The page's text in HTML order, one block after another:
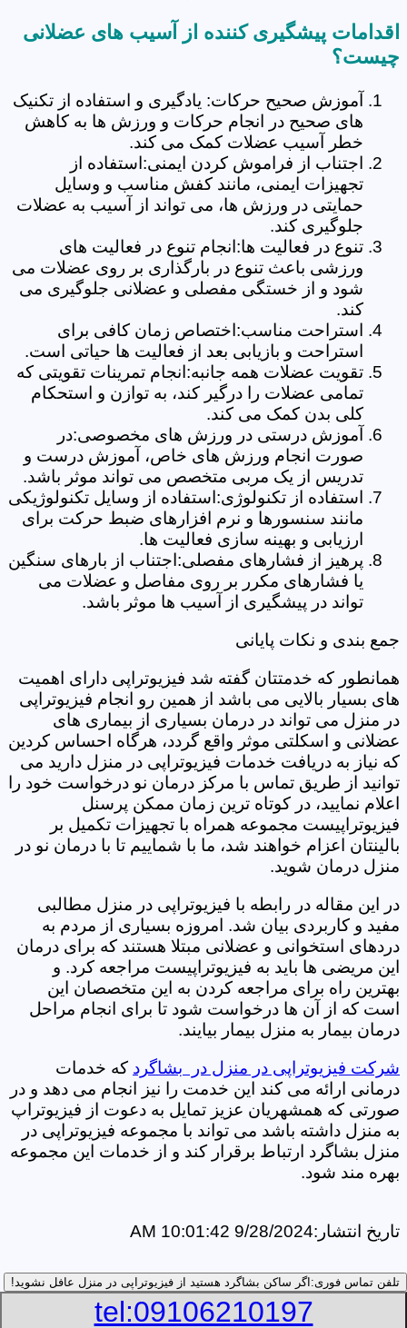
اقدامات پیشگیری کننده از آسیب های عضلانی
چیست؟
آموزش صحیح حرکات: یادگیری و استفاده از تکنیک
های صحیح در انجام حرکات و ورزش ها به کاهش
خطر آسیب عضلات کمک می کند.
اجتناب از فراموش کردن ایمنی:استفاده از
تجهیزات ایمنی، مانند کفش مناسب و وسایل
حمایتی در ورزش ها، می تواند از آسیب به عضلات
جلوگیری کند.
تنوع در فعالیت ها:انجام تنوع در فعالیت های
ورزشی باعث تنوع در بارگذاری بر روی عضلات می
شود و از خستگی مفصلی و عضلانی جلوگیری می
کند.
استراحت مناسب:اختصاص زمان کافی برای
استراحت و بازیابی بعد از فعالیت ها حیاتی است.
تقویت عضلات همه جانبه:انجام تمرینات تقویتی که
تمامی عضلات را درگیر کند، به توازن و استحکام
کلی بدن کمک می کند.
آموزش درستی در ورزش های مخصوصی:در
صورت انجام ورزش های خاص، آموزش درست و
تدریس از یک مربی متخصص می تواند موثر باشد.
استفاده از تکنولوژی:استفاده از وسایل تکنولوژیکی
مانند سنسورها و نرم افزارهای ضبط حرکت برای
ارزیابی و بهینه سازی فعالیت ها.
پرهیز از فشارهای مفصلی:اجتناب از بارهای سنگین
یا فشارهای مکرر بر روی مفاصل و عضلات می
تواند در پیشگیری از آسیب ها موثر باشد.
جمع بندی و نکات پایانی
همانطور که خدمتتان گفته شد فیزیوتراپی دارای اهمیت
های بسیار بالایی می باشد از همین رو انجام فیزیوتراپی
در منزل می تواند در درمان بسیاری از بیماری های
عضلانی و اسکلتی موثر واقع گردد، هرگاه احساس کردین
که نیاز به دریافت خدمات فیزیوتراپی در منزل دارید می
توانید از طریق تماس با مرکز درمان نو درخواست خود را
اعلام نمایید، در کوتاه ترین زمان ممکن پرسنل
فیزیوتراپیست مجموعه همراه با تجهیزات تکمیل بر
بالینتان اعزام خواهند شد، ما با شماییم تا با درمان نو در
منزل درمان شوید.
در این مقاله در رابطه با فیزیوتراپی در منزل مطالبی
مفید و کاربردی بیان شد. امروزه بسیاری از مردم به
دردهای استخوانی و عضلانی مبتلا هستند که برای درمان
این مریضی ها باید به فیزیوتراپیست مراجعه کرد. و
بهترین راه برای مراجعه کردن به این متخصصان این
است که از آن ها درخواست شود تا برای انجام مراحل
درمان بیمار به منزل بیمار بیایند.
شرکت فیزیوتراپی در منزل در بشاگرد که خدمات
درمانی ارائه می کند این خدمت را نیز انجام می دهد و در
صورتی که همشهریان عزیز تمایل به دعوت از فیزیوتراپ
به منزل داشته باشد می تواند با مجموعه فیزیوتراپی در
منزل بشاگرد ارتباط برقرار کند و از خدمات این مجموعه
بهره مند شود.
تاریخ انتشار:9/28/2024 10:01:42 AM
تلفن تماس فوری: اگر ساکن بشاگرد هستید از فیزیوتراپی در منزل عافل نشوید!
tel:09106210197